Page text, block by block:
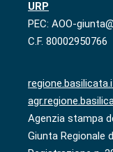
URP
PEC: AOO-
C.F. 80002950766
Agenzia stampa
Giunta Regionale